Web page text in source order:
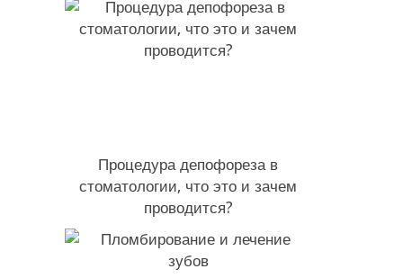
Процедура депофореза в
стоматологии, что это и зачем
проводится?